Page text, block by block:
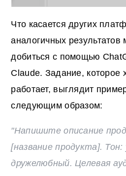
Что касается других
аналогичных результатов
добиться с помощью
Claude. Задание, которое
работает, выглядит
следующим образом:
"Напишите описание
[название продукта]. Тон:
дружелюбный. Целевая